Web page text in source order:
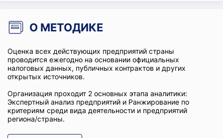
О МЕТОДИКЕ
Оценка всех действующих предприятий страны
проводится ежегодно на основании официальных
налоговых данных, публичных контрактов и других
открытых источников.
Организация проходит 2 основных этапа аналитики:
Экспертный анализ предприятий и Ранжирование по
критериям среди вида деятельности и предприятий
региона/страны.